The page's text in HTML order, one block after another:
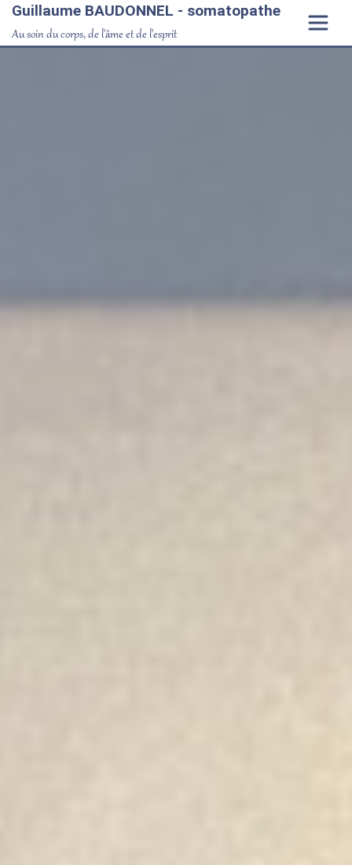
Guillaume BAUDONNEL - somatopathe
Au soin du corps, de l'âme et de l'esprit